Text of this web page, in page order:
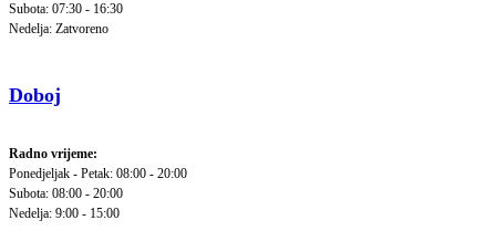
Subota: 07:30 - 16:30
Nedelja: Zatvoreno
Doboj
Radno vrijeme:
Ponedjeljak - Petak: 08:00 - 20:00
Subota: 08:00 - 20:00
Nedelja: 9:00 - 15:00